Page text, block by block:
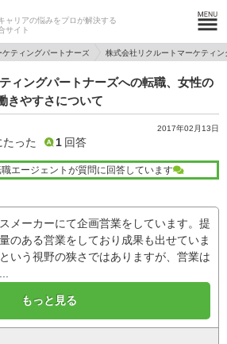
ャリアの悩みをプロが解決する
サイト
ティングパートナーズ 株式会社リクルートマーケティ
ィングパートナーズへの転職、女性の
きやすさについて
2017年02月13日
たった 1 回答
職エージェントが質問に回答しています
メーカーにて企画営業をしています。提
のある営業をしており成果も出せていま
いう視野の狭さではありますが、営業は
もっと見る